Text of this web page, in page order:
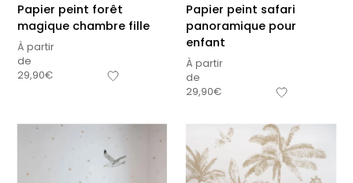
Papier peint forêt
magique chambre fille
À partir
de
29,90€
Papier peint safari
panoramique pour
enfant
À partir
de
29,90€